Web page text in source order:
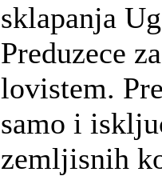
sklapanja
Preduzece
lovistem.
samo i
zemljisnih